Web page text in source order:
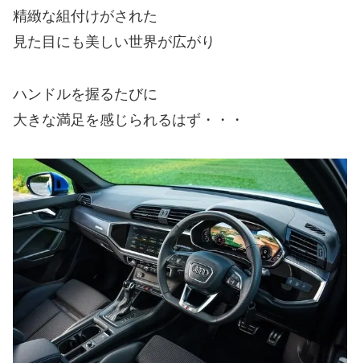
精緻な組付けがされた
見た目にも美しい世界が広がり
ハンドルを握るたびに
大きな満足を感じられるはず・・・